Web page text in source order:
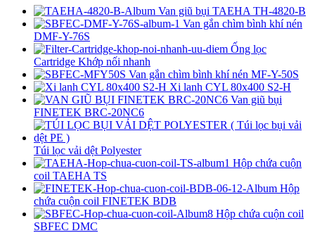
Van giũ bụi TAEHA TH-4820-B
Van gắn chìm bình khí nén
DMF-Y-76S
Ống lọc
Cartridge Khớp nối nhanh
Van gắn chìm bình khí nén MF-Y-50S
Xi lanh CYL 80x400 S2-H
Van giũ bụi
FINETEK BRC-20NC6
Túi lọc vải dệt Polyester
Hộp chứa cuộn
coil TAEHA TS
Hộp
chứa cuộn coil FINETEK BDB
Hộp chứa cuộn coil
SBFEC DMC